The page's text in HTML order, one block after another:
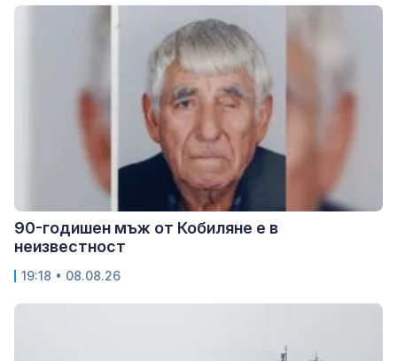
90-годишен мъж от Кобиляне е в
неизвестност
19:18 • 08.08.26